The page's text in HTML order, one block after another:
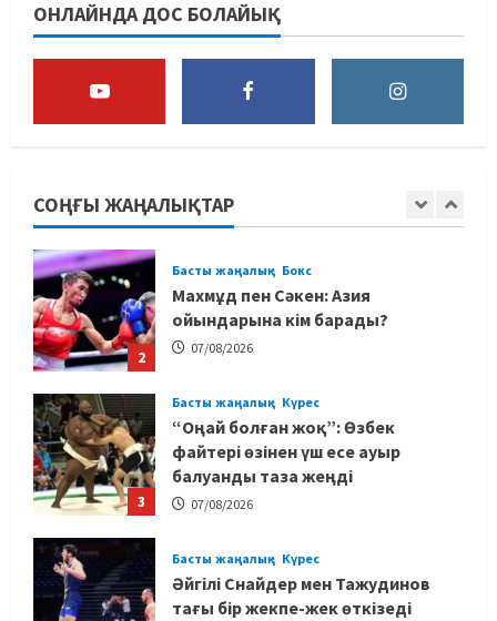
ОНЛАЙНДА ДОС БОЛАЙЫҚ
СОҢҒЫ ЖАҢАЛЫҚТАР
құрамасының бас бапкері
тағайындалды
1 07/08/2026
2
Басты жаңалық Бокс
Махмұд пен Сәкен: Азия
ойындарына кім барады?
07/08/2026
3
Басты жаңалық Күрес
“Оңай болған жоқ”: Өзбек
файтері өзінен үш есе ауыр
балуанды таза жеңді
07/08/2026
Басты жаңалық Күрес
Әйгілі Снайдер мен Тажудинов
тағы бір жекпе-жек өткізеді